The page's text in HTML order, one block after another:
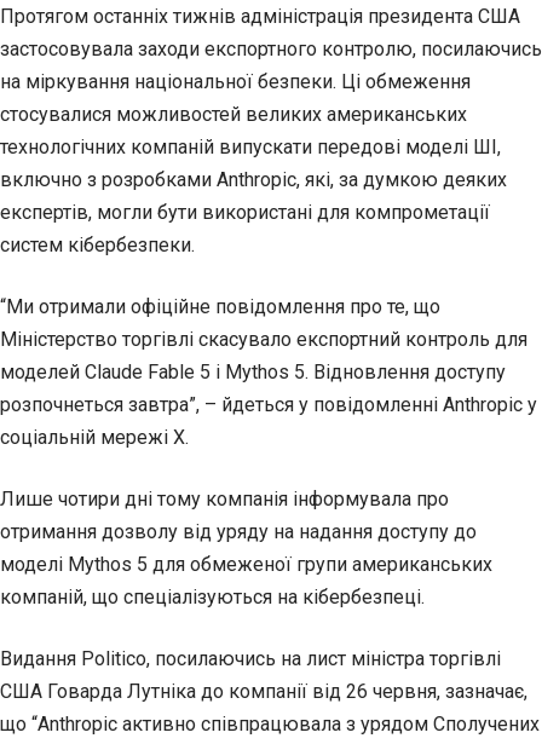
Протягом останніх тижнів адміністрація президента США
застосовувала заходи експортного контролю, посилаючись
на міркування національної безпеки. Ці обмеження
стосувалися можливостей великих американських
технологічних компаній випускати передові моделі ШІ,
включно з розробками Anthropic, які, за думкою деяких
експертів, могли бути використані для компрометації
систем кібербезпеки.
“Ми отримали офіційне повідомлення про те, що
Міністерство торгівлі скасувало експортний контроль для
моделей Claude Fable 5 і Mythos 5. Відновлення доступу
розпочнеться завтра”, – йдеться у повідомленні Anthropic у
соціальній мережі X.
Лише чотири дні тому компанія інформувала про
отримання дозволу від уряду на надання доступу до
моделі Mythos 5 для обмеженої групи американських
компаній, що спеціалізуються на кібербезпеці.
Видання Politico, посилаючись на лист міністра торгівлі
США Говарда Лутніка до компанії від 26 червня, зазначає,
що “Anthropic активно співпрацювала з урядом Сполучених